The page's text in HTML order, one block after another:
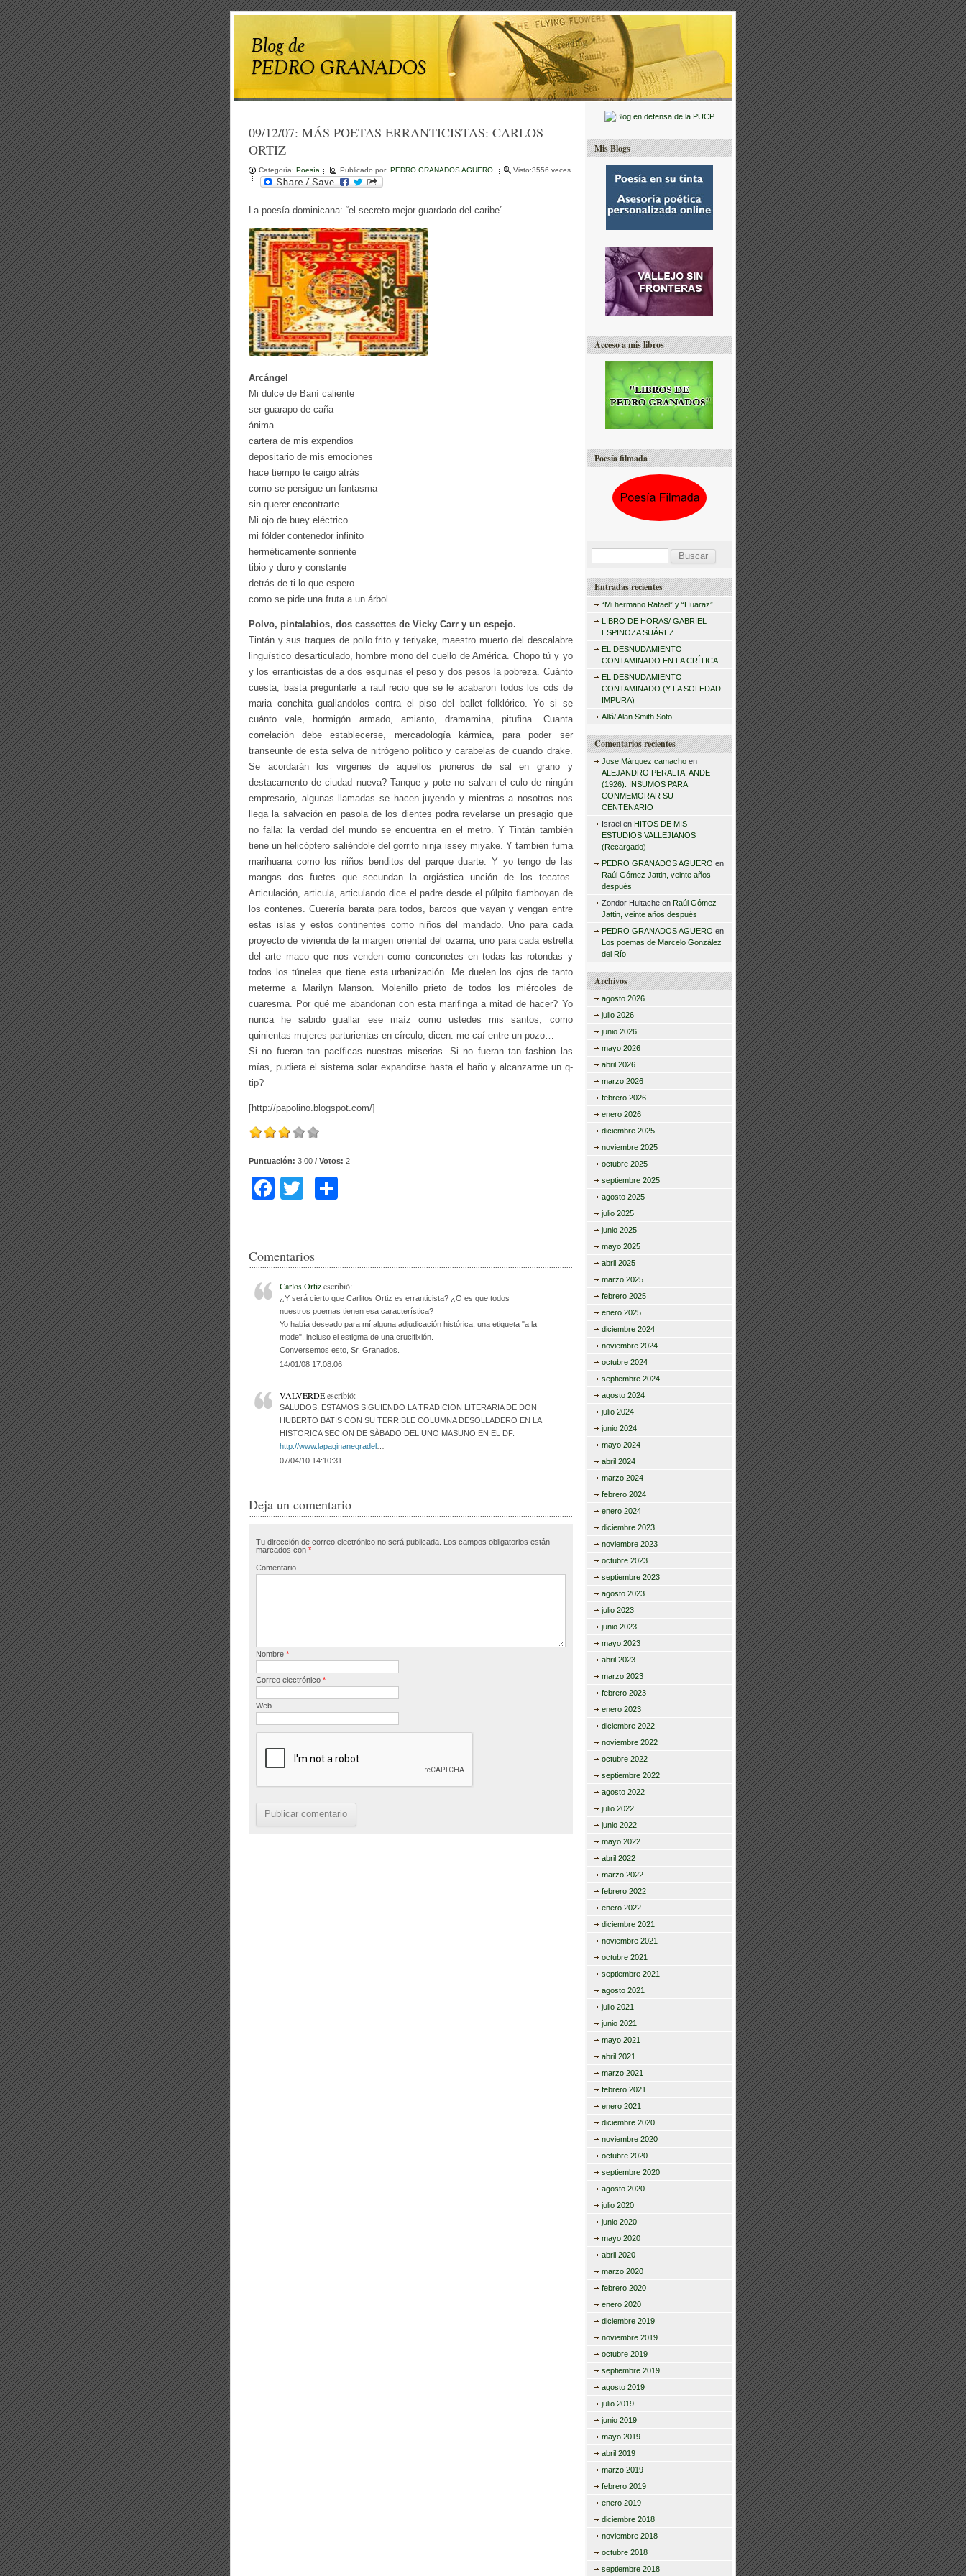
09/12/07: MÁS POETAS ERRANTICISTAS: CARLOS
ORTIZ
Categoría: Poesía Publicado por: PEDRO GRANADOS AGUERO Visto:3556 veces
La poesía dominicana: “el secreto mejor guardado del caribe”
Arcángel
Mi dulce de Baní caliente
ser guarapo de caña
ánima
cartera de mis expendios
depositario de mis emociones
hace tiempo te caigo atrás
como se persigue un fantasma
sin querer encontrarte.
Mi ojo de buey eléctrico
mi fólder contenedor infinito
herméticamente sonriente
tibio y duro y constante
detrás de ti lo que espero
como se pide una fruta a un árbol.
Polvo, pintalabios, dos cassettes de Vicky Carr y un espejo.
Tintán y sus traques de pollo frito y teriyake, maestro muerto del descalabre
linguístico desarticulado, hombre mono del cuello de América. Chopo tú y yo
y los erranticistas de a dos esquinas el peso y dos pesos la pobreza. Cuánto
cuesta, basta preguntarle a raul recio que se le acabaron todos los cds de
maria conchita guallandolos contra el piso del ballet folklórico. Yo si se
cuánto vale, hormigón armado, amianto, dramamina, pitufina. Cuanta
correlación debe establecerse, mercadología kármica, para poder ser
transeunte de esta selva de nitrógeno político y carabelas de cuando drake.
Se acordarán los virgenes de aquellos pioneros de sal en grano y
destacamento de ciudad nueva? Tanque y pote no salvan el culo de ningún
empresario, algunas llamadas se hacen juyendo y mientras a nosotros nos
llega la salvación en pasola de los dientes podra revelarse un presagio que
no falla: la verdad del mundo se encuentra en el metro. Y Tintán también
tiene un helicóptero saliéndole del gorrito ninja issey miyake. Y también fuma
marihuana como los niños benditos del parque duarte. Y yo tengo de las
mangas dos fuetes que secundan la orgiástica unción de los tecatos.
Articulación, articula, articulando dice el padre desde el púlpito flamboyan de
los contenes. Cuerería barata para todos, barcos que vayan y vengan entre
estas islas y estos continentes como niños del mandado. Uno para cada
proyecto de vivienda de la margen oriental del ozama, uno para cada estrella
del arte maco que nos venden como conconetes en todas las rotondas y
todos los túneles que tiene esta urbanización. Me duelen los ojos de tanto
meterme a Marilyn Manson. Molenillo prieto de todos los miércoles de
cuaresma. Por qué me abandonan con esta marifinga a mitad de hacer? Yo
nunca he sabido guallar ese maíz como ustedes mis santos, como
quinientas mujeres parturientas en círculo, dicen: me caí entre un pozo…
Si no fueran tan pacíficas nuestras miserias. Si no fueran tan fashion las
mías, pudiera el sistema solar expandirse hasta el baño y alcanzarme un q-
tip?
[http://papolino.blogspot.com/]
Puntuación: 3.00 / Votos: 2
F
e
b
o
o
k
er
ar
tir
Comentarios
Carlos Ortizescribió:
¿Y será cierto que Carlitos Ortiz es erranticista? ¿O es que todos
nuestros poemas tienen esa característica?
Yo había deseado para mí alguna adjudicación histórica, una etiqueta "a la
mode", incluso el estigma de una crucifixión.
Conversemos esto, Sr. Granados.
14/01/08 17:08:06
VALVERDEescribió:
SALUDOS, ESTAMOS SIGUIENDO LA TRADICION LITERARIA DE DON
HUBERTO BATIS CON SU TERRIBLE COLUMNA DESOLLADERO EN LA
HISTORICA SECION DE SÀBADO DEL UNO MASUNO EN EL DF.
http://www.lapaginanegradel …
07/04/10 14:10:31
Deja un comentario
Tu dirección de correo electrónico no será publicada. Los campos obligatorios están
marcados con *
Comentario
Nombre *
Correo electrónico *
Web
Mis Blogs
Acceso a mis libros
Poesía filmada
s
r
Entradas recientes
“Mi hermano Rafael” y “Huaraz”
LIBRO DE HORAS/ GABRIEL
ESPINOZA SUÁREZ
EL DESNUDAMIENTO
CONTAMINADO EN LA CRÍTICA
EL DESNUDAMIENTO
CONTAMINADO (Y LA SOLEDAD
IMPURA)
Allá/ Alan Smith Soto
Comentarios recientes
Jose Márquez camachoen
ALEJANDRO PERALTA, ANDE
(1926). INSUMOS PARA
CONMEMORAR SU
CENTENARIO
Israelen HITOS DE MIS
ESTUDIOS VALLEJIANOS
(Recargado)
PEDRO GRANADOS AGUERO en
Raúl Gómez Jattin, veinte años
después
Zondor Huitacheen Raúl Gómez
Jattin, veinte años después
PEDRO GRANADOS AGUERO en
Los poemas de Marcelo González
del Río
Archivos
agosto 2026
julio 2026
junio 2026
mayo 2026
abril 2026
marzo 2026
febrero 2026
enero 2026
diciembre 2025
noviembre 2025
octubre 2025
septiembre 2025
agosto 2025
julio 2025
junio 2025
mayo 2025
abril 2025
marzo 2025
febrero 2025
enero 2025
diciembre 2024
noviembre 2024
octubre 2024
septiembre 2024
agosto 2024
julio 2024
junio 2024
mayo 2024
abril 2024
marzo 2024
febrero 2024
enero 2024
diciembre 2023
noviembre 2023
octubre 2023
septiembre 2023
agosto 2023
julio 2023
junio 2023
mayo 2023
abril 2023
marzo 2023
febrero 2023
enero 2023
diciembre 2022
noviembre 2022
octubre 2022
septiembre 2022
agosto 2022
julio 2022
junio 2022
mayo 2022
abril 2022
marzo 2022
febrero 2022
enero 2022
diciembre 2021
noviembre 2021
octubre 2021
septiembre 2021
agosto 2021
julio 2021
junio 2021
mayo 2021
abril 2021
marzo 2021
febrero 2021
enero 2021
diciembre 2020
noviembre 2020
octubre 2020
septiembre 2020
agosto 2020
julio 2020
junio 2020
mayo 2020
abril 2020
marzo 2020
febrero 2020
enero 2020
diciembre 2019
noviembre 2019
octubre 2019
septiembre 2019
agosto 2019
julio 2019
junio 2019
mayo 2019
abril 2019
marzo 2019
febrero 2019
enero 2019
diciembre 2018
noviembre 2018
octubre 2018
septiembre 2018